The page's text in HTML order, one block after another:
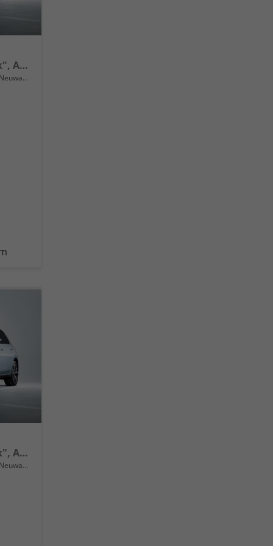
Life 16" Alufelgen "Norfolk", Adaptiver Tempomat ACC, Sicht-Paket, Digital Cockpit Pro, LED-Scheinwerfer, Radio Composition 10,3" + Wireless App-Connect, Parksensoren vorne und hinten, Climatronic, M-Lederlenkrad, Reserverad uvm.
Life 16" Alufelgen "Norfolk", Adaptiver Tempomat ACC, Sicht-Paket, Digital Cockpit Pro, LED-Scheinwerfer, Radio Composition 10,3" + Wireless App-Connect, Parksensoren vorne und hinten, Climatronic, M-Lederlenkrad, Reserverad uvm.